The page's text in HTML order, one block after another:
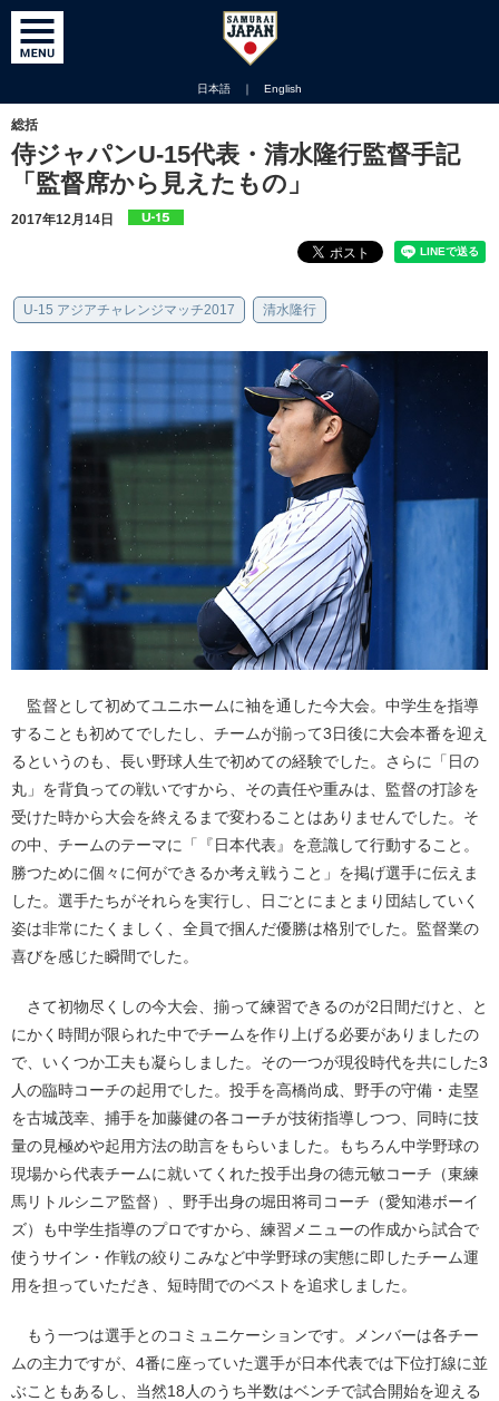
日本語 ｜ English
総括
侍ジャパンU-15代表・清水隆行監督手記
「監督席から見えたもの」
2017年12月14日
U-15 アジアチャレンジマッチ2017 清水隆行
監督として初めてユニホームに袖を通した今大会。中学生を指導
することも初めてでしたし、チームが揃って3日後に大会本番を迎え
るというのも、長い野球人生で初めての経験でした。さらに「日の
丸」を背負っての戦いですから、その責任や重みは、監督の打診を
受けた時から大会を終えるまで変わることはありませんでした。そ
の中、チームのテーマに「『日本代表』を意識して行動すること。
勝つために個々に何ができるか考え戦うこと」を掲げ選手に伝えま
した。選手たちがそれらを実行し、日ごとにまとまり団結していく
姿は非常にたくましく、全員で掴んだ優勝は格別でした。監督業の
喜びを感じた瞬間でした。
さて初物尽くしの今大会、揃って練習できるのが2日間だけと、と
にかく時間が限られた中でチームを作り上げる必要がありましたの
で、いくつか工夫も凝らしました。その一つが現役時代を共にした3
人の臨時コーチの起用でした。投手を高橋尚成、野手の守備・走塁
を古城茂幸、捕手を加藤健の各コーチが技術指導しつつ、同時に技
量の見極めや起用方法の助言をもらいました。もちろん中学野球の
現場から代表チームに就いてくれた投手出身の徳元敏コーチ（東練
馬リトルシニア監督）、野手出身の堀田将司コーチ（愛知港ボーイ
ズ）も中学生指導のプロですから、練習メニューの作成から試合で
使うサイン・作戦の絞りこみなど中学野球の実態に即したチーム運
用を担っていただき、短時間でのベストを追求しました。
もう一つは選手とのコミュニケーションです。メンバーは各チー
ムの主力ですが、4番に座っていた選手が日本代表では下位打線に並
ぶこともあるし、当然18人のうち半数はベンチで試合開始を迎える